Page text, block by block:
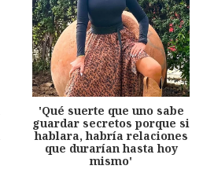
'Qué suerte que uno sabe
guardar secretos porque si
hablara, habría relaciones
que durarían hasta hoy
mismo'